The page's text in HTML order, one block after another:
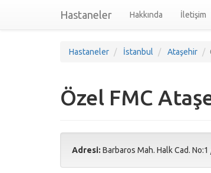
Hastaneler Hakkında İletişim
Hastaneler İstanbul Ataşehir
Özel FMC
Adresi: Barbaros Mah. Halk Cad. No:1